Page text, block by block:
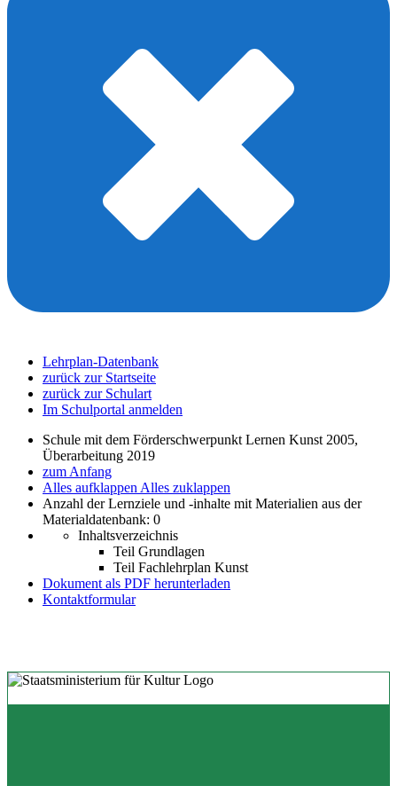
Lehrplan-Datenbank
zurück zur Startseite
zurück zur Schulart
Im Schulportal anmelden
Schule mit dem Förderschwerpunkt Lernen Kunst 2005,
Überarbeitung 2019
zum Anfang
Alles aufklappen Alles zuklappen
Anzahl der Lernziele und -inhalte mit Materialien aus der
Materialdatenbank: 0
Inhaltsverzeichnis
Teil Grundlagen
Teil Fachlehrplan Kunst
Dokument als PDF herunterladen
Kontaktformular